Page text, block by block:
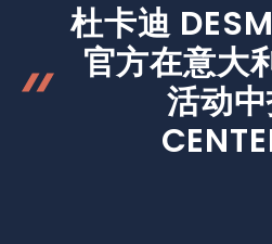
杜卡迪
官方在意大
活动